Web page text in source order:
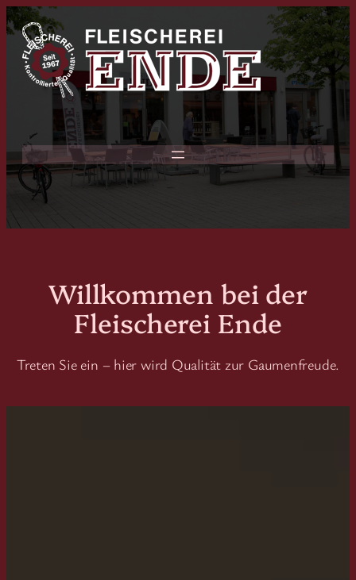
Zum
Inhalt
springen
Willkommen bei der
Fleischerei Ende
Treten Sie ein – hier wird Qualität zur Gaumenfreude.